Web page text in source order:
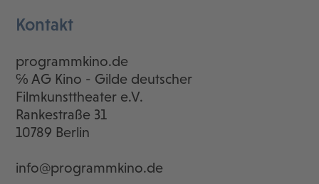
Kontakt
programmkino.de
℅ AG Kino - Gilde deutscher
Filmkunsttheater e.V.
Rankestraße 31
10789 Berlin
info@programmkino.de